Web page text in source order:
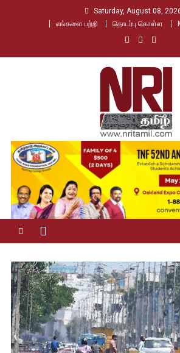
Saturday, August 08,
எங்களை பற்றி
தொடர்பு கொள்ள
Nri Tamil
உலக தமிழர்களின் உரத்த குரல்